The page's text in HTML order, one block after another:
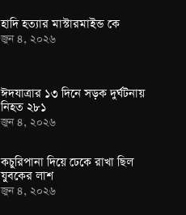
হাদি হত্যার মাস্টারমাইন্ড কে
জুন ৪, ২০২৬
ঈদযাত্রার ১৩ দিনে সড়ক দুর্ঘটনায়
নিহত ২৮১
জুন ৪, ২০২৬
কচুরিপানা দিয়ে ঢেকে রাখা ছিল
যুবকের লাশ
জুন ৪, ২০২৬